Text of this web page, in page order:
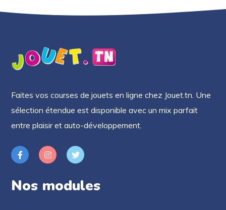
Faites vos courses de jouets en ligne chez Jouet.tn. Une
sélection étendue est disponible avec un mix parfait
entre plaisir et auto-développement.
Nos modules